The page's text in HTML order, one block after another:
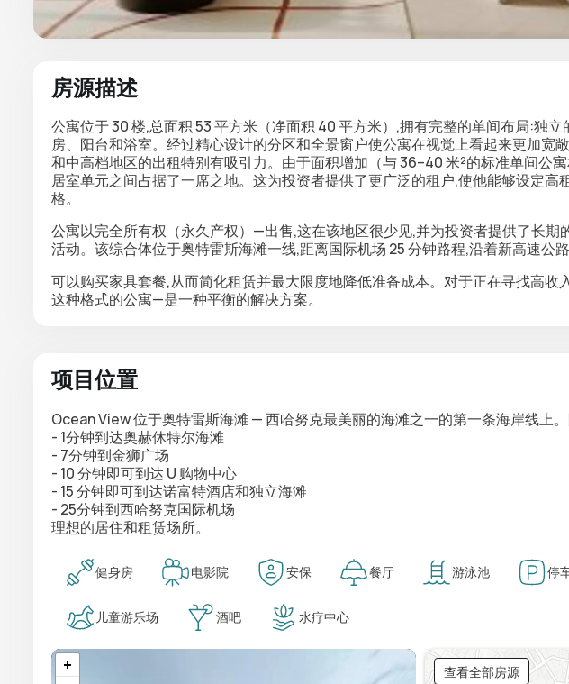
房源描述
公寓位于 30 楼,总面积 53 平方米（净面积 40 平方米） ,拥有完整的单间布局:独立
房、阳台和浴室。经过精心设计的分区和全景窗户使公寓在视觉上看起来更加宽
和中高档地区的出租特别有吸引力。由于面积增加（与 36–40 米²的标准单间公
居室单元之间占据了一席之地。这为投资者提供了更广泛的租户,使他能够设定
格。
公寓以完全所有权 （永久产权）—出售,这在该地区很少见,并为投资者提供了长
活动。该综合体位于奥特雷斯海滩一线,距离国际机场 25 分钟路程,沿着新高速公路
可以购买家具套餐,从而简化租赁并最大限度地降低准备成本。对于正在寻找高收
这种格式的公寓—是一种平衡的解决方案。
项目位置
Ocean View 位于奥特雷斯海滩 — 西哈努克最美丽的海滩之一的第一条海岸线上
- 1分钟到达奥赫休特尔海滩
- 7分钟到金狮广场
- 10 分钟即可到达 U 购物中心
- 15 分钟即可到达诺富特酒店和独立海滩
- 25分钟到西哈努克国际机场
理想的居住和租赁场所。
健身房 电影院 安保 餐厅 游泳池 停
儿童游乐场 酒吧 水疗中心
查看全部房源